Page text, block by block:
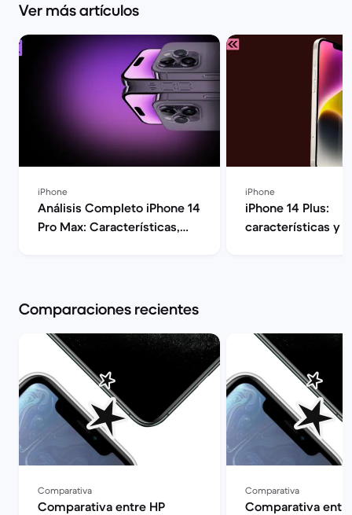
Ver más artículos
iPhone
Análisis Completo iPhone 14
Pro Max: Características,
iPhone
iPhone 14 Plus:
características y
Comparaciones recientes
Comparativa
Comparativa entre HP
Comparativa
Comparativa